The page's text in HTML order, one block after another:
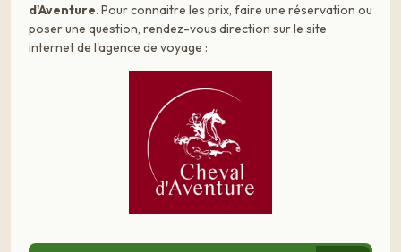
d'Aventure. Pour connaitre les prix, faire une réservation ou
poser une question, rendez-vous direction sur le site
internet de l'agence de voyage :